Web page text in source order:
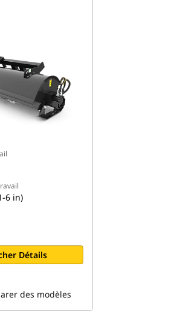
6 in)
Détails
des modèles